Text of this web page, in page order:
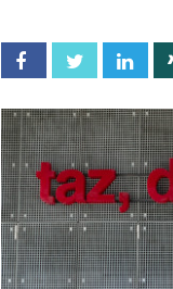
Facebook Twitter